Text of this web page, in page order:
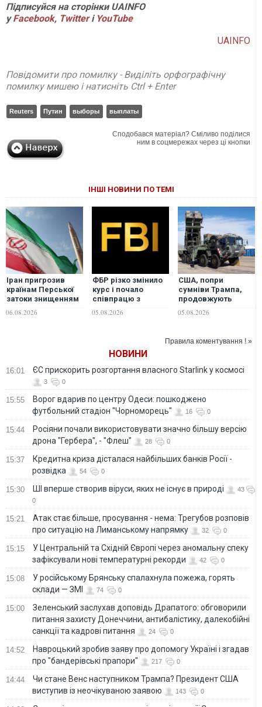
Підписуйся на сторінки UAINFO
уFacebook, Twitterі YouTube
UAINFO
Повідомити про помилку - Виділіть орфографічну
помилку мишею і натисніть Ctrl + Enter
Reuters Путин выборы выплаты
Сподобався матеріал? Сміливо поділися
ним в соцмережах через ці кнопки
ІНШІ НОВИНИ ПО ТЕМІ
Іран пригрозив
країнам Перської
затоки знищенням
у разі нових атак
06.08.2026
ФБР різко змінило
курс і почало
співпрацю з
Reuters
05.08.2026
США, попри
сумніви Трампа,
продовжують
виробництва
— Reuters
05.08.2026
Правила коментування ! »
НОВИНИ
16:01 ЄС прискорить розгортання власного Starlink у космосі
3 0
15:55
Ворог вдарив по центру Одеси: пошкоджено
футбольний стадіон "Чорноморець"
16 0
15:44
Росіяни почали використовувати значно більшу версію
дрона "Гербера", - "Флеш"
28 0
15:37
Кредитна криза дісталася найбільших банків Росії -
розвідка
54 0
15:30 ШІ вперше створив віруси, яких не існує в природі
43
0
15:21
Атак стає більше, просування - нема: Трегубов розповів
про ситуацію на Лиманському напрямку
32 0
15:15
У Центральній та Східній Європі через аномальну спеку
зафіксували нові температурні рекорди
42 0
15:08
У російському Брянську спалахнула пожежа, горять
склади — ЗМІ
74 0
15:00
Зеленський заслухав доповідь Драпатого: обговорили
питання захисту Донеччини, антибалістику, далекобійні
санкції та кадрові питання
24 0
14:52
Навроцький зробив заяву про допомогу Україні і згадав
про "бандерівські прапори"
217 0
14:44
Чи стане Венс наступником Трампа? Президент США
виступив із неочікуваною заявою
143 0